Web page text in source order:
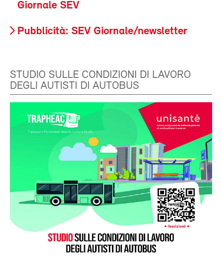
Giornale SEV
Pubblicità: SEV Giornale/newsletter
STUDIO SULLE CONDIZIONI DI LAVORO
DEGLI AUTISTI DI AUTOBUS